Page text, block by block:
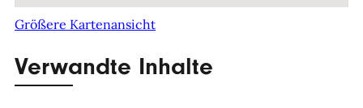
Größere Kartenansicht
Verwandte Inhalte